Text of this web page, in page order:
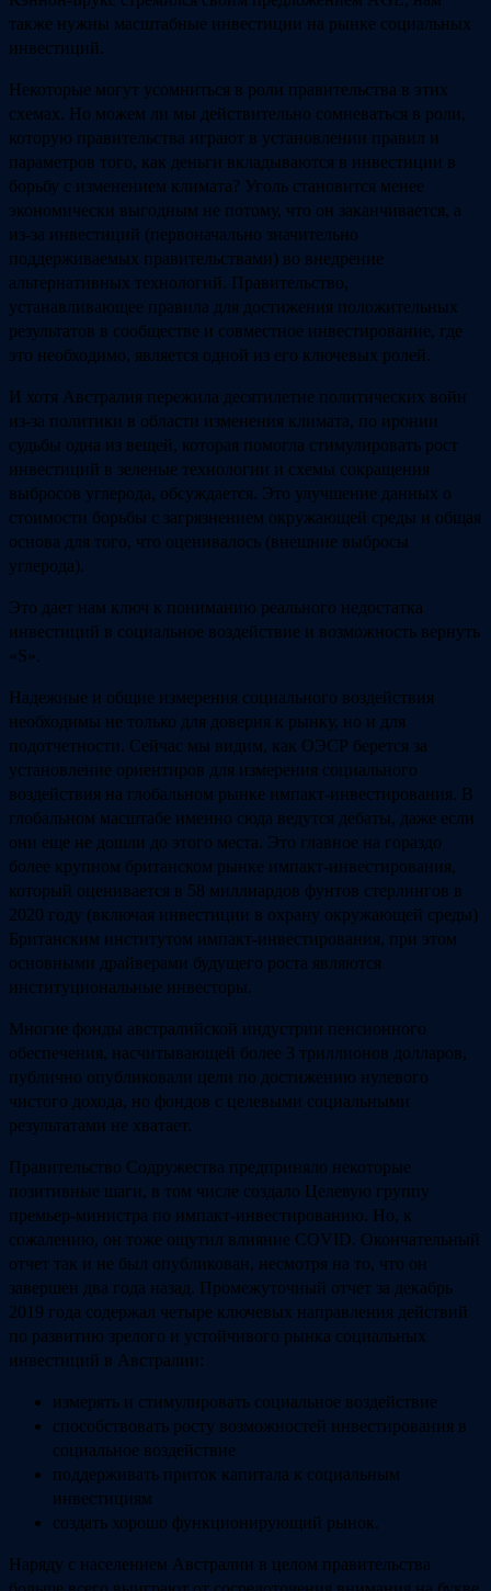
также нужны масштабные инвестиции на рынке социальных
инвестиций.
Некоторые могут усомниться в роли правительства в этих
схемах. Но можем ли мы действительно сомневаться в роли,
которую правительства играют в установлении правил и
параметров того, как деньги вкладываются в инвестиции в
борьбу с изменением климата? Уголь становится менее
экономически выгодным не потому, что он заканчивается, а
из-за инвестиций (первоначально значительно
поддерживаемых правительствами) во внедрение
альтернативных технологий. Правительство,
устанавливающее правила для достижения положительных
результатов в сообществе и совместное инвестирование, где
это необходимо, является одной из его ключевых ролей.
И хотя Австралия пережила десятилетие политических войн
из-за политики в области изменения климата, по иронии
судьбы одна из вещей, которая помогла стимулировать рост
инвестиций в зеленые технологии и схемы сокращения
выбросов углерода, обсуждается. Это улучшение данных о
стоимости борьбы с загрязнением окружающей среды и общая
основа для того, что оценивалось (внешние выбросы
углерода).
Это дает нам ключ к пониманию реального недостатка
инвестиций в социальное воздействие и возможность вернуть
«S».
Надежные и общие измерения социального воздействия
необходимы не только для доверия к рынку, но и для
подотчетности. Сейчас мы видим, как ОЭСР берется за
установление ориентиров для измерения социального
воздействия на глобальном рынке импакт-инвестирования. В
глобальном масштабе именно сюда ведутся дебаты, даже если
они еще не дошли до этого места. Это главное на гораздо
более крупном британском рынке импакт-инвестирования,
который оценивается в 58 миллиардов фунтов стерлингов в
2020 году (включая инвестиции в охрану окружающей среды)
Британским институтом импакт-инвестирования, при этом
основными драйверами будущего роста являются
институциональные инвесторы.
Многие фонды австралийской индустрии пенсионного
обеспечения, насчитывающей более 3 триллионов долларов,
публично опубликовали цели по достижению нулевого
чистого дохода, но фондов с целевыми социальными
результатами не хватает.
Правительство Содружества предприняло некоторые
позитивные шаги, в том числе создало Целевую группу
премьер-министра по импакт-инвестированию. Но, к
сожалению, он тоже ощутил влияние COVID. Окончательный
отчет так и не был опубликован, несмотря на то, что он
завершен два года назад. Промежуточный отчет за декабрь
2019 года содержал четыре ключевых направления действий
по развитию зрелого и устойчивого рынка социальных
инвестиций в Австралии:
измерять и стимулировать социальное воздействие
способствовать росту возможностей инвестирования в
социальное воздействие
поддерживать приток капитала к социальным
инвестициям
создать хорошо функционирующий рынок.
Наряду с населением Австралии в целом правительства